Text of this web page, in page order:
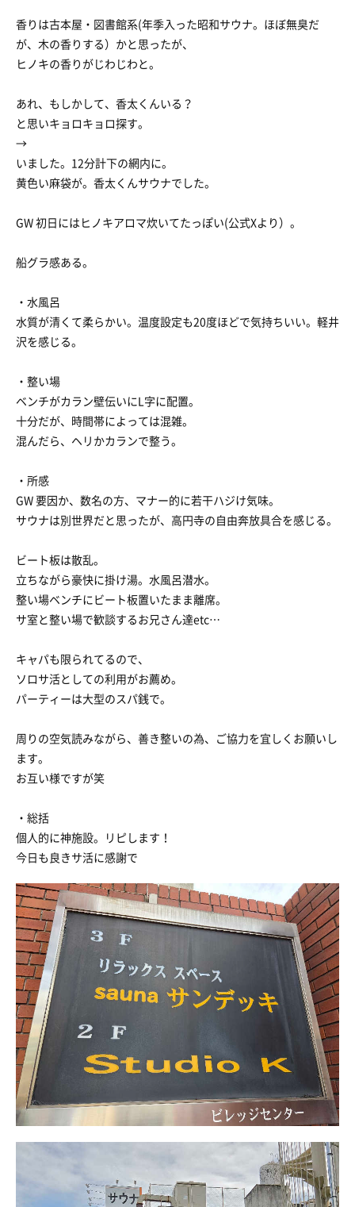
香りは古本屋・図書館系(年季入った昭和サウナ。ほぼ無臭だ
が、木の香りする）かと思ったが、
ヒノキの香りがじわじわと。
あれ、もしかして、香太くんいる？
と思いキョロキョロ探す。
→
いました。12分計下の網内に。
黄色い麻袋が。香太くんサウナでした。
GW 初日にはヒノキアロマ炊いてたっぽい(公式Xより）。
船グラ感ある。
・水風呂
水質が清くて柔らかい。温度設定も20度ほどで気持ちいい。軽井
沢を感じる。
・整い場
ベンチがカラン壁伝いにL字に配置。
十分だが、時間帯によっては混雑。
混んだら、ヘリかカランで整う。
・所感
GW 要因か、数名の方、マナー的に若干ハジけ気味。
サウナは別世界だと思ったが、高円寺の自由奔放具合を感じる。
ビート板は散乱。
立ちながら豪快に掛け湯。水風呂潜水。
整い場ベンチにビート板置いたまま離席。
サ室と整い場で歓談するお兄さん達etc…
キャパも限られてるので、
ソロサ活としての利用がお薦め。
パーティーは大型のスパ銭で。
周りの空気読みながら、善き整いの為、ご協力を宜しくお願いし
ます。
お互い様ですが笑
・総括
個人的に神施設。リピします！
今日も良きサ活に感謝で